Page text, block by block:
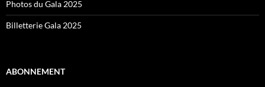
Photos du Gala 2025
Billetterie Gala 2025
ABONNEMENT